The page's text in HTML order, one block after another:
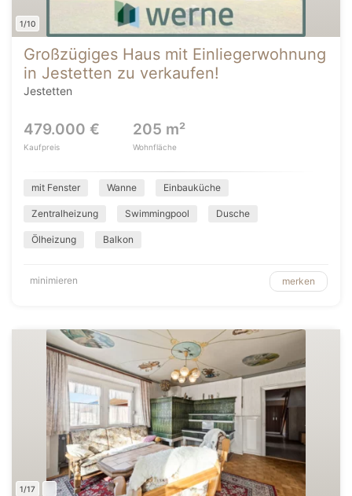
1/10
Großzügiges Haus mit Einliegerwohnung
in Jestetten zu verkaufen!
Jestetten
479.000 €
Kaufpreis
205 m²
Wohnfläche
mit Fenster Wanne Einbauküche
Zentralheizung Swimmingpool Dusche
Ölheizung Balkon
minimieren merken
1/17